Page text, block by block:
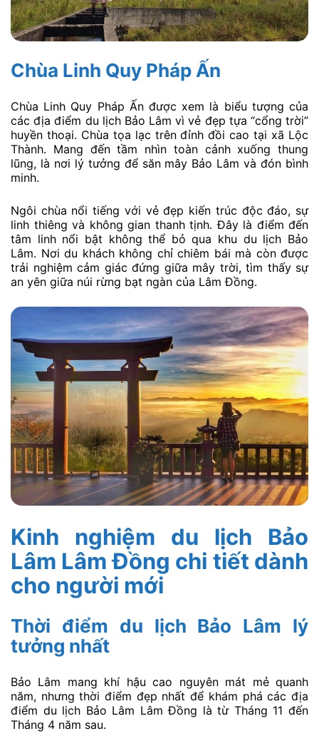
Chùa Linh Quy Pháp Ấn
Chùa Linh Quy Pháp Ấn được xem là biểu tượng của
các địa điểm du lịch Bảo Lâm vì vẻ đẹp tựa “cổng trời”
huyền thoại. Chùa tọa lạc trên đỉnh đồi cao tại xã Lộc
Thành. Mang đến tầm nhìn toàn cảnh xuống thung
lũng, là nơi lý tưởng để săn mây Bảo Lâm và đón bình
minh.
Ngôi chùa nổi tiếng với vẻ đẹp kiến trúc độc đáo, sự
linh thiêng và không gian thanh tịnh. Đây là điểm đến
tâm linh nổi bật không thể bỏ qua khu du lịch Bảo
Lâm. Nơi du khách không chỉ chiêm bái mà còn được
trải nghiệm cảm giác đứng giữa mây trời, tìm thấy sự
an yên giữa núi rừng bạt ngàn của Lâm Đồng.
Kinh nghiệm du lịch Bảo
Lâm Lâm Đồng chi tiết dành
cho người mới
Thời điểm du lịch Bảo Lâm lý
tưởng nhất
Bảo Lâm mang khí hậu cao nguyên mát mẻ quanh
năm, nhưng thời điểm đẹp nhất để khám phá các địa
điểm du lịch Bảo Lâm Lâm Đồng là từ Tháng 11 đến
Tháng 4 năm sau.